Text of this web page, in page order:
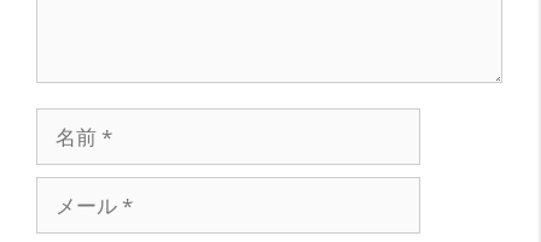
前
ー